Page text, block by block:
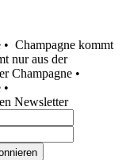
Champagne kommt
nur aus der
Champagne •
Newsletter